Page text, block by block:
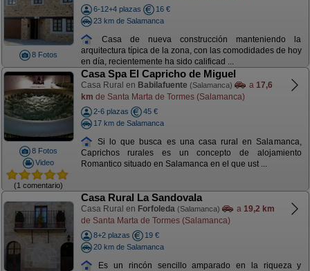
8 Fotos
6-12+4 plazas
16 €
23 km de Salamanca
Casa de nueva construcción manteniendo la
arquitectura típica de la zona, con las comodidades de hoy
en día, recientemente ha sido calificad ...
8 Fotos
Video
(1 comentario)
Casa Spa El Capricho de Miguel
Casa Rural en Babilafuente (Salamanca) a 17,6
km de Santa Marta de Tormes (Salamanca)
2-6 plazas
45 €
17 km de Salamanca
Si lo que busca es una casa rural en Salamanca,
Caprichos rurales es un concepto de alojamiento
Romantico situado en Salamanca en el que ust ...
Casa Rural La Sandovala
Casa Rural en Forfoleda (Salamanca) a 19,2 km
de Santa Marta de Tormes (Salamanca)
8+2 plazas
19 €
20 km de Salamanca
Es un rincón sencillo amparado en la riqueza y